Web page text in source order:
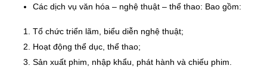
Các dịch vụ văn hóa – nghệ thuật – thể thao: Bao gồm:
Tổ chức triển lãm, biểu diễn nghệ thuật;
Hoạt động thể dục, thể thao;
Sản xuất phim, nhập khẩu, phát hành và chiếu phim.